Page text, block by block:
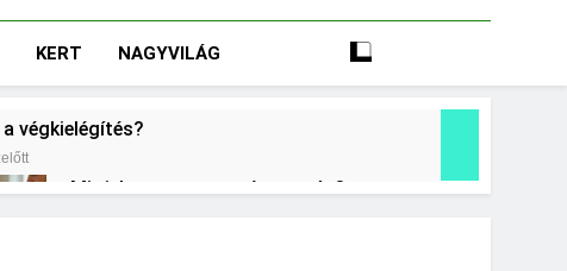
KERT NAGYVILÁG
a végkielégítés?
Mit jelent a magas vérnyomás?